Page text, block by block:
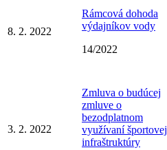
8. 2. 2022
Rámcová dohoda
výdajníkov vody
14/2022
3. 2. 2022
Zmluva o budúcej
zmluve o
bezodplatnom
využívaní športovej
infraštruktúry